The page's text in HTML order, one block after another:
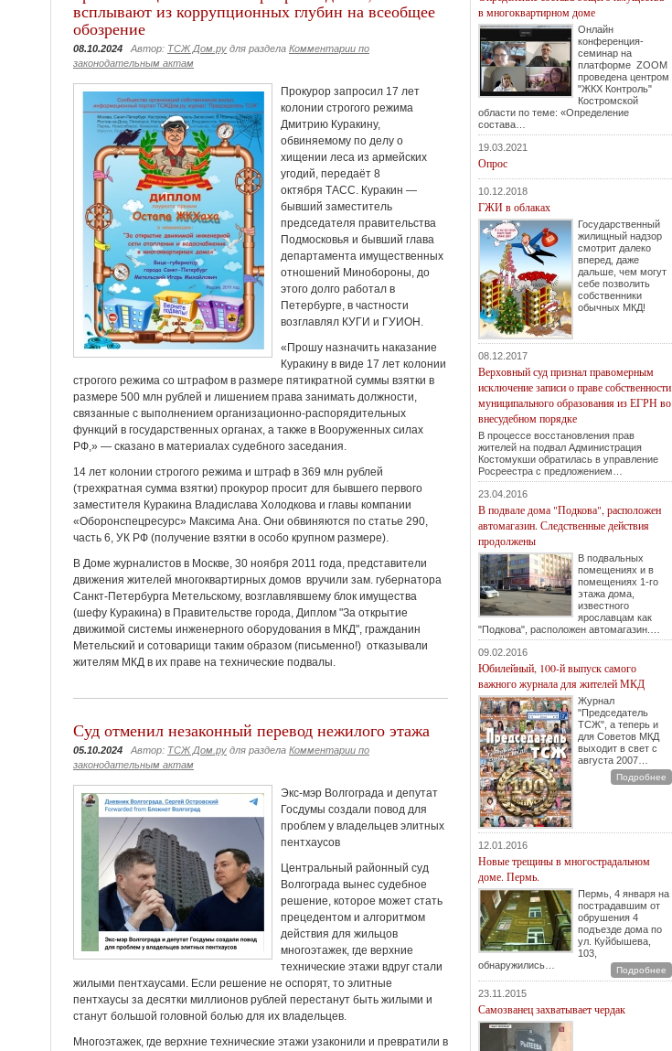
всплывают из коррупционных глубин на всеобщее
обозрение
08.10.2024 Автор: ТСЖ Дом.ру для раздела Комментарии по
законодательным актам
Прокурор запросил 17 лет
колонии строгого режима
Дмитрию Куракину,
обвиняемому по делу о
хищении леса из армейских
угодий, передаёт 8
октября ТАСС. Куракин —
бывший заместитель
председателя правительства
Подмосковья и бывший глава
департамента имущественных
отношений Минобороны, до
этого долго работал в
Петербурге, в частности
возглавлял КУГИ и ГУИОН.
«Прошу назначить наказание
Куракину в виде 17 лет колонии
строгого режима со штрафом в размере пятикратной суммы взятки в
размере 500 млн рублей и лишением права занимать должности,
связанные с выполнением организационно-распорядительных
функций в государственных органах, а также в Вооруженных силах
РФ,» — сказано в материалах судебного заседания.
14 лет колонии строгого режима и штраф в 369 млн рублей
(трехкратная сумма взятки) прокурор просит для бывшего первого
заместителя Куракина Владислава Холодкова и главы компании
«Оборонспецресурс» Максима Ана. Они обвиняются по статье 290,
часть 6, УК РФ (получение взятки в особо крупном размере).
В Доме журналистов в Москве, 30 ноября 2011 года, представители
движения жителей многоквартирных домов вручили зам. губернатора
Санкт-Петербурга Метельскому, возглавлявшему блок имущества
(шефу Куракина) в Правительстве города, Диплом "За открытие
движимой системы инженерного оборудования в МКД", гражданин
Метельский и сотоварищи таким образом (письменно!) отказывали
жителям МКД в их праве на технические подвалы.
Суд отменил незаконный перевод нежилого этажа
05.10.2024 Автор: ТСЖ Дом.ру для раздела Комментарии по
законодательным актам
Экс-мэр Волгограда и депутат
Госдумы создали повод для
проблем у владельцев элитных
пентхаусов
Центральный районный суд
Волгограда вынес судебное
решение, которое может стать
прецедентом и алгоритмом
действия для жильцов
многоэтажек, где верхние
технические этажи вдруг стали
жилыми пентхаусами. Если решение не оспорят, то элитные
пентхаусы за десятки миллионов рублей перестанут быть жилыми и
станут большой головной болью для их владельцев.
Многоэтажек, где верхние технические этажи узаконили и превратили в
в многоквартирном доме
Онлайн
конференция-
семинар на
платформе ZOOM
проведена центром
"ЖКХ Контроль"
Костромской
области по теме: «Определение
состава…
19.03.2021
Опрос
10.12.2018
ГЖИ в облаках
Государственный
жилищный надзор
смотрит далеко
вперед, даже
дальше, чем могут
себе позволить
собственники
обычных МКД!
08.12.2017
Верховный суд признал правомерным
исключение записи о праве собственности
муниципального образования из ЕГРН во
внесудебном порядке
В процессе восстановления прав
жителей на подвал Администрация
Костомукши обратилась в управление
Росреестра с предложением…
23.04.2016
В подвале дома "Подкова", расположен
автомагазин. Следственные действия
продолжены
В подвальных
помещениях и в
помещениях 1-го
этажа дома,
известного
ярославцам как
"Подкова", расположен автомагазин.…
09.02.2016
Юбилейный, 100-й выпуск самого
важного журнала для жителей МКД
Журнал
"Председатель
ТСЖ", а теперь и
для Советов МКД
выходит в свет с
августа 2007…
Подробнее
12.01.2016
Новые трещины в многострадальном
доме. Пермь.
Пермь, 4 января на
пострадавшим от
обрушения 4
подъезде дома по
ул. Куйбышева,
103,
обнаружились…
Подробнее
23.11.2015
Самозванец захватывает чердак